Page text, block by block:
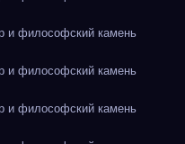
и философский камень
и философский камень
и философский камень